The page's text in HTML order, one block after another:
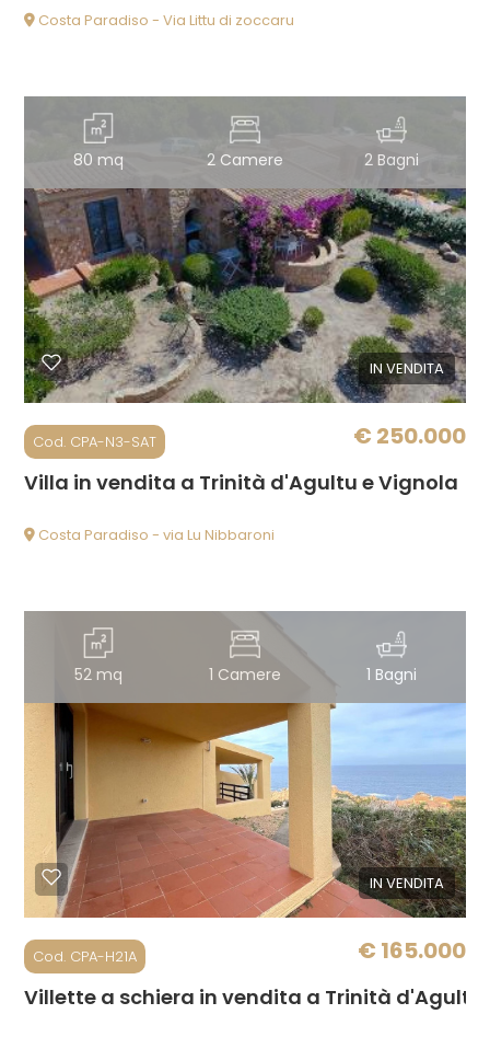
Costa Paradiso - Via Littu di zoccaru
80 mq 2 Camere 2 Bagni
IN VENDITA
Cod. CPA-N3-SAT € 250.000
Villa in vendita a Trinità d'Agultu e Vignola
Costa Paradiso - via Lu Nibbaroni
52 mq 1 Camere 1 Bagni
IN VENDITA
Cod. CPA-H21A € 165.000
Villette a schiera in vendita a Trinità d'Agultu